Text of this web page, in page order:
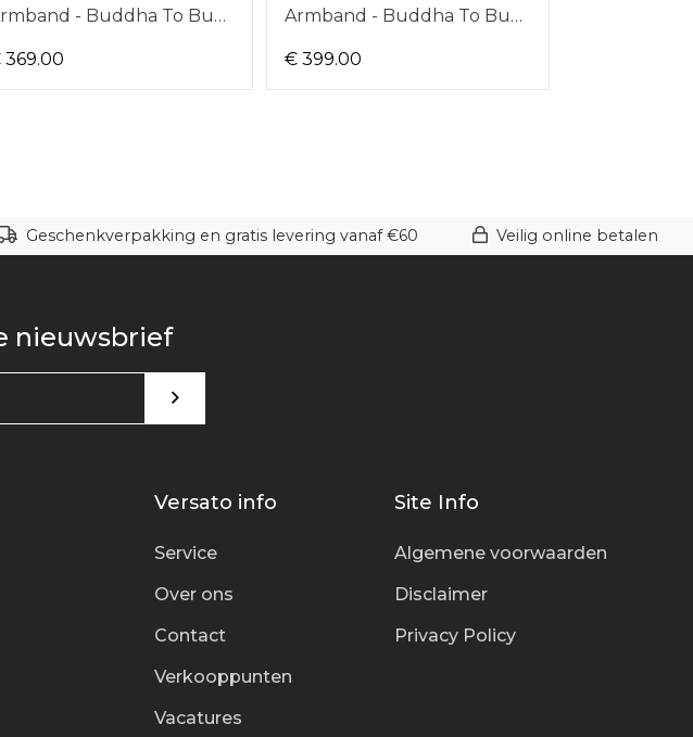
Armband - Buddha To Buddha Armband J082 C+
369.00
Armband - Buddha To Buddha Armband J211GV D
€ 399.00
Geschenkverpakking en gratis levering vanaf €60 Veilig online betalen
nieuwsbrief
Versato info
Service
Over ons
Contact
Verkooppunten
Vacatures
Site Info
Algemene voorwaarden
Disclaimer
Privacy Policy